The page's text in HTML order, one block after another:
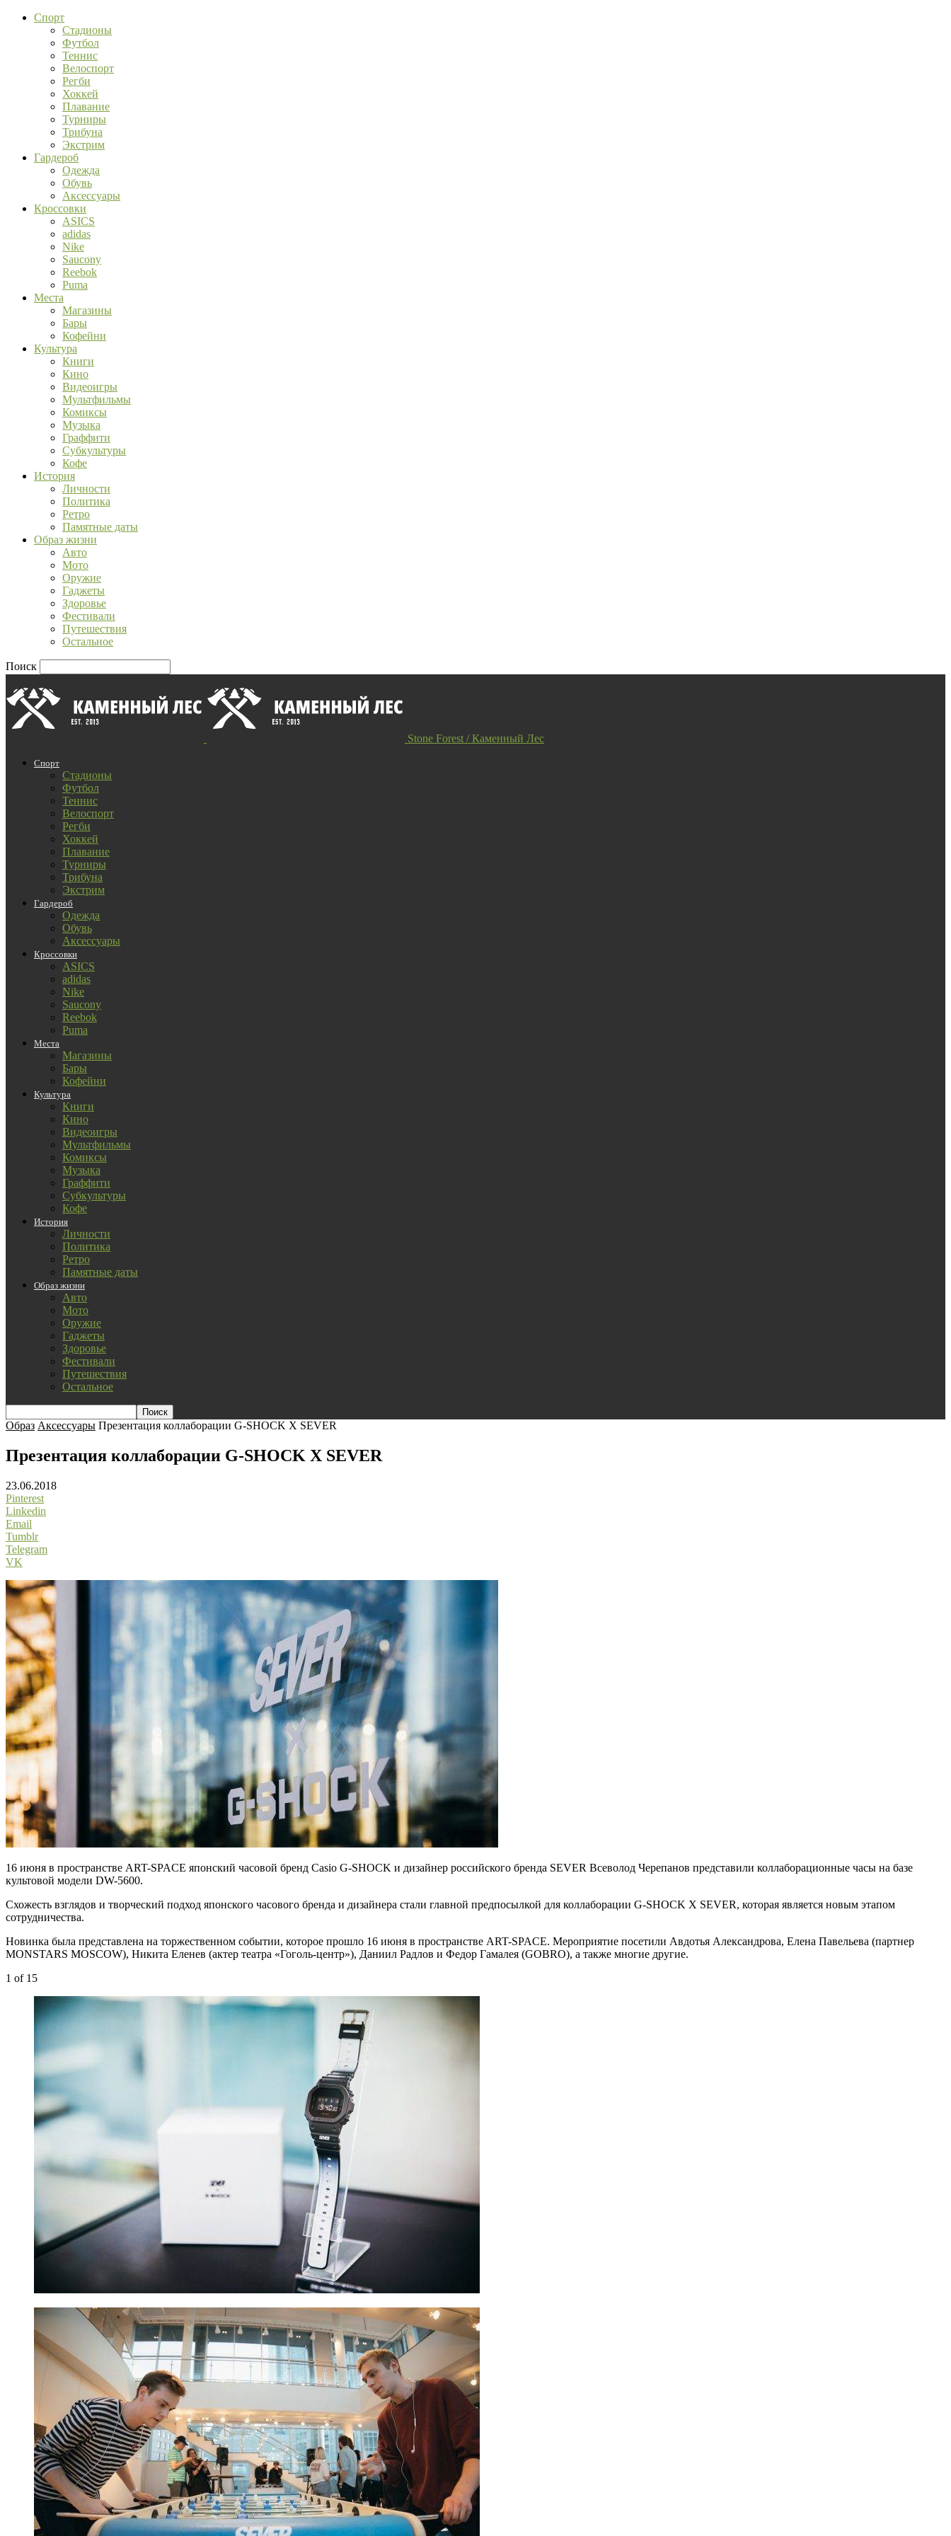
Спорт
Стадионы
Футбол
Теннис
Велоспорт
Регби
Хоккей
Плавание
Турниры
Трибуна
Экстрим
Гардероб
Одежда
Обувь
Аксессуары
Кроссовки
ASICS
adidas
Nike
Saucony
Reebok
Puma
Места
Магазины
Бары
Кофейни
Культура
Книги
Кино
Видеоигры
Мультфильмы
Комиксы
Музыка
Граффити
Субкультуры
Кофе
История
Личности
Политика
Ретро
Памятные даты
Образ жизни
Авто
Мото
Оружие
Гаджеты
Здоровье
Фестивали
Путешествия
Остальное
Поиск
Stone Forest / Каменный Лес
Спорт
Стадионы
Футбол
Теннис
Велоспорт
Регби
Хоккей
Плавание
Турниры
Трибуна
Экстрим
Гардероб
Одежда
Обувь
Аксессуары
Кроссовки
ASICS
adidas
Nike
Saucony
Reebok
Puma
Места
Магазины
Бары
Кофейни
Культура
Книги
Кино
Видеоигры
Мультфильмы
Комиксы
Музыка
Граффити
Субкультуры
Кофе
История
Личности
Политика
Ретро
Памятные даты
Образ жизни
Авто
Мото
Оружие
Гаджеты
Здоровье
Фестивали
Путешествия
Остальное
Образ Аксессуары Презентация коллаборации G-SHOCK X SEVER
Презентация коллаборации G-SHOCK X SEVER
23.06.2018
Pinterest
Linkedin
Email
Tumblr
Telegram
VK
16 июня в пространстве ART-SPACE японский часовой бренд Casio G-SHOCK и дизайнер российского бренда SEVER Всеволод Черепанов представили коллаборационные часы на базе
культовой модели DW-5600.
Схожесть взглядов и творческий подход японского часового бренда и дизайнера стали главной предпосылкой для коллаборации G-SHOCK X SEVER, которая является новым этапом
сотрудничества.
Новинка была представлена на торжественном событии, которое прошло 16 июня в пространстве ART-SPACE. Мероприятие посетили Авдотья Александрова, Елена Павельева (партнер
MONSTARS MOSCOW), Никита Еленев (актер театра «Гоголь-центр»), Даниил Радлов и Федор Гамалея (GOBRO), а также многие другие.
1 of 15